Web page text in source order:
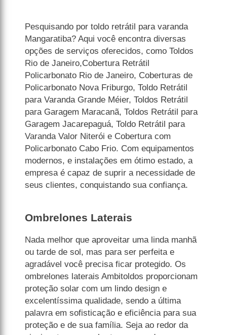
Pesquisando por toldo retrátil para varanda
Mangaratiba? Aqui você encontra diversas
opções de serviços oferecidos, como Toldos
Rio de Janeiro,Cobertura Retrátil
Policarbonato Rio de Janeiro, Coberturas de
Policarbonato Nova Friburgo, Toldo Retrátil
para Varanda Grande Méier, Toldos Retrátil
para Garagem Maracanã, Toldos Retrátil para
Garagem Jacarepaguá, Toldo Retrátil para
Varanda Valor Niterói e Cobertura com
Policarbonato Cabo Frio. Com equipamentos
modernos, e instalações em ótimo estado, a
empresa é capaz de suprir a necessidade de
seus clientes, conquistando sua confiança.
Ombrelones Laterais
Nada melhor que aproveitar uma linda manhã
ou tarde de sol, mas para ser perfeita e
agradável você precisa ficar protegido. Os
ombrelones laterais Ambitoldos proporcionam
proteção solar com um lindo design e
excelentíssima qualidade, sendo a última
palavra em sofisticação e eficiência para sua
proteção e de sua família. Seja ao redor da